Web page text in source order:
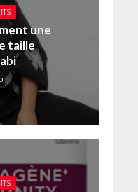
une
taille